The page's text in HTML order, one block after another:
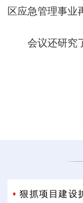
区应急管理事业
会议还研究了
狠抓项目建设